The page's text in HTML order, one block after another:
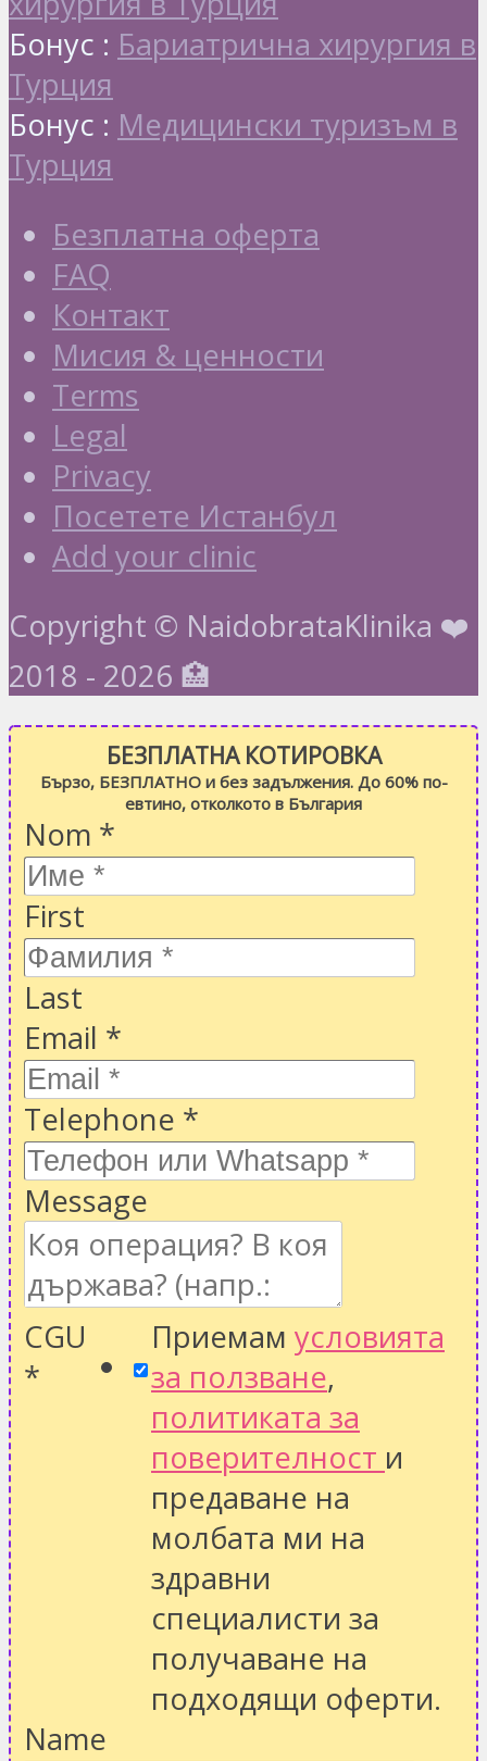
Бонус : Бариатрична хирургия в
Турция
Бонус : Медицински туризъм в
Турция
Безплатна оферта
FAQ
Контакт
Мисия & ценности
Terms
Legal
Privacy
Посетете Истанбул
Add your clinic
Copyright © NaidobrataKlinika ❤️
2018 - 2026 🏥
БЕЗПЛАТНА КОТИРОВКА
Бързо, БЕЗПЛАТНО и без задължения. До 60% по-
евтино, отколкото в България
Nom *
First
Last
Email *
Telephone *
Message
CGU
*
Приемам условията
за ползване,
политиката за
поверителност и
предаване на
молбата ми на
здравни
специалисти за
получаване на
подходящи оферти.
Name